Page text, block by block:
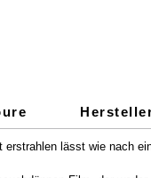
lässt wie nach